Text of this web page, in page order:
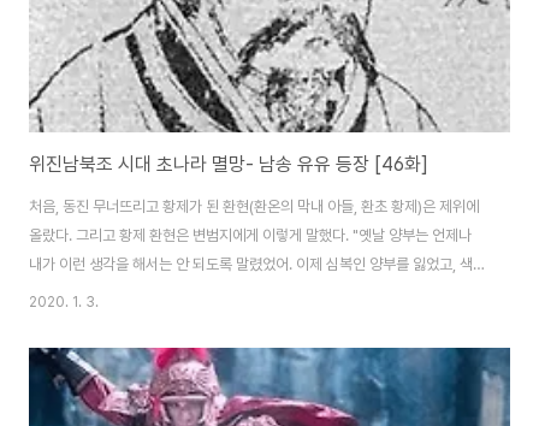
위진남북조 시대 초나라 멸망- 남송 유유 등장 [46화]
처음, 동진 무너뜨리고 황제가 된 환현(환온의 막내 아들, 환초 황제)은 제위에
올랐다. 그리고 황제 환현은 변범지에게 이렇게 말했다. "옛날 양부는 언제나
내가 이런 생각을 해서는 안 되도록 말렸었어. 이제 심복인 양부를 잃었고, 색원
도 잃었다고. 그러니 무모하게 이런 당돌한 일을 함에 있어 하늘의 뜻을 헤아릴
위 찬위에 대한 의견이 분분했던 것으로 보인다. 그러나 그 이전부터 범상치 않
은 ㅠㅠ가 기회를 엿보고 있었다. 애초 그는 환현이 환온의 아들이기에 높은 직
책에 오르는 것엔 찬성했지만 마침내 황제의 자리까지 빼앗자 두고 볼 수가 없
2020. 1. 3.